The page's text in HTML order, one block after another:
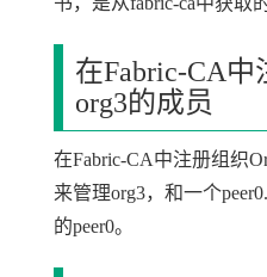
在Fabric-CA中
org3的成员
在Fabric-CA中注册组织
来管理org3，和一个
的peer0。